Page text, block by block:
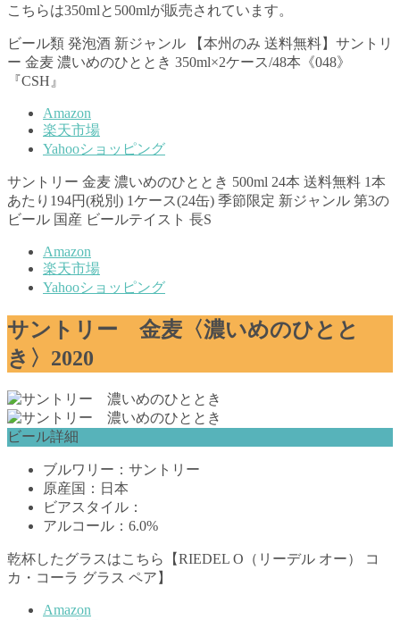
こちらは350mlと500mlが販売されています。
ビール類 発泡酒 新ジャンル 【本州のみ 送料無料】サントリ
ー 金麦 濃いめのひととき 350ml×2ケース/48本《048》
『CSH』
Amazon
楽天市場
Yahooショッピング
サントリー 金麦 濃いめのひととき 500ml 24本 送料無料 1本
あたり194円(税別) 1ケース(24缶) 季節限定 新ジャンル 第3の
ビール 国産 ビールテイスト 長S
Amazon
楽天市場
Yahooショッピング
サントリー 金麦〈濃いめのひとと
き〉2020
ビール詳細
ブルワリー：サントリー
原産国：日本
ビアスタイル：
アルコール：6.0%
乾杯したグラスはこちら【RIEDEL O（リーデル オー） コ
カ・コーラ グラス ペア】
Amazon